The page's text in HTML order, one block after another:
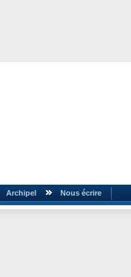
Archipel Nous écrire